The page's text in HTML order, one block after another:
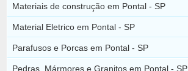
Materiais de construção em Pontal - SP
Material Eletrico em Pontal - SP
Parafusos e Porcas em Pontal - SP
Pedras, Mármores e Granitos em Pontal - SP